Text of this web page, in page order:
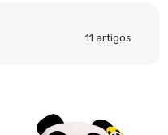
11 artigos